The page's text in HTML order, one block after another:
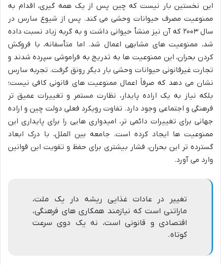
این نخستین بار نیست که چین پس از یک همه گیری، اقدام به
ممنوعیت مصرف حیوانات وحشی می کند. پس از شیوع سارس در
سال ۲۰۰۳ که آن نیز منشأ حیوانی داشت و به گربه زباد نسبت داده
شد، ممنوعیت های مشابهی اعمال شد. اما متأسفانه، با فروکش
کردن بحران، این ممنوعیت ها به تدریج به فراموشی سپرده شدند و
تجارت غیرقانونی حیوانات وحشی بار دیگر رونق گرفت. تجربه سارس
نشان می دهد که صرفاً اعمال ممنوعیت های قانونی کافی نیست؛
بلکه نیاز به یک اراده پایدار، نظارت مستمر و تغییرات عمیق تر
فرهنگی و اجتماعی وجود دارد. تفاوت رویکرد فعلی دولت چین و اراده
جهانی برای تغییرات دائمی تر، امیدواری هایی را برای پایداری این
ممنوعیت ها ایجاد کرده است. جامعه بین الملل، با درک ابعاد
گسترده تر این بحران، فشار بیشتری برای حفظ و تقویت این قوانین
وارد می آورد.
تغییر در عادات غذایی ریشه دار یک ملت،
ماراتنی است که نیازمند همکاری های فرهنگی،
اقتصادی و قانونی است، نه یک دوی سرعت
کوتاه.